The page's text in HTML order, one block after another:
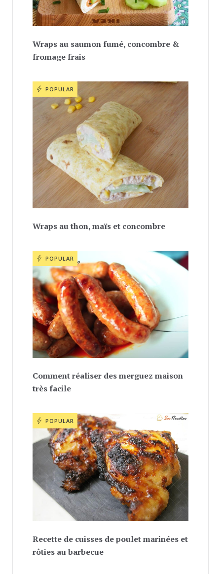
Wraps au saumon fumé, concombre &
fromage frais
POPULAR
Wraps au thon, maïs et concombre
POPULAR
Comment réaliser des merguez maison
très facile
POPULAR
Recette de cuisses de poulet marinées et
rôties au barbecue